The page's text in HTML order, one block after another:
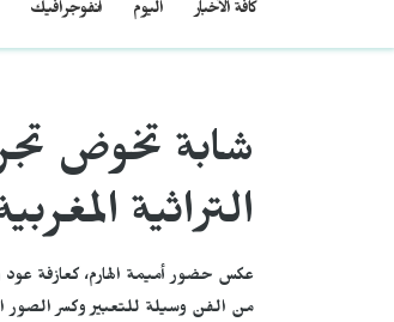
كافة الأخبار اليوم انفوجرافيك
شابة تخوض
التراثية
عكس حضور أميمة الهارم، كعازفة عود
من الفن وسيلة للتعبير وكسر الصور